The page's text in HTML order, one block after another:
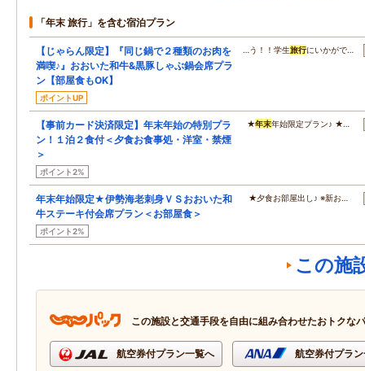
「年末 旅行」を含む宿泊プラン
【じゃらん限定】『同じ鍋で２種類のお肉を
満喫♪』おおいた和牛&黒豚しゃぶ鍋会席プラ
ン【部屋食もOK】
ポイントUP
…う！！学生旅行にいかがで…
【事前カード決済限定】年末年始の特別プラ
ン！１泊２食付＜夕食お食事処・洋室・禁煙
＞
ポイント2%
★年末年始限定プラン♪ ★…
年末年始限定★伊勢海老刺身ＶＳおおいた和
牛ステーキ付会席プラン＜お部屋食＞
ポイント2%
★夕食お部屋出し♪ ※新お…
この施
この施設と交通手段を自由に組み合わせたおトクな
航空券付プラン一覧へ 航空券付プラ